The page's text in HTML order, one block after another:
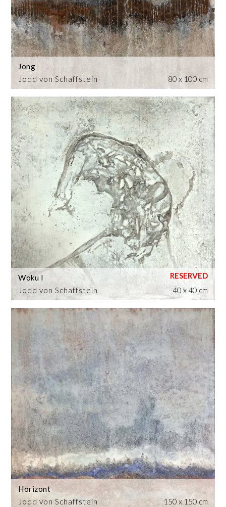
Jodd von Schaffstein
Jong
80 x 100 cm
Jodd von Schaffstein
Woku I
40 x 40 cm
Jodd von Schaffstein
Horizont
150 x 150 cm